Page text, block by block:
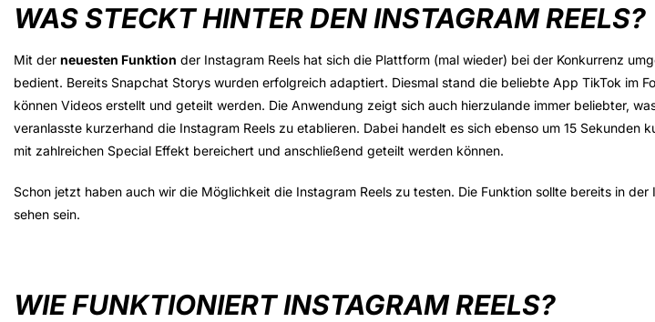
WAS STECKT HINTER DEN INSTAGRAM REELS?
Mit der neuesten Funktion der Instagram Reels hat sich die Plattform (mal wieder) bei der Konkurrenz
bedient. Bereits Snapchat Storys wurden erfolgreich adaptiert. Diesmal stand die beliebte App TikTok im
können Videos erstellt und geteilt werden. Die Anwendung zeigt sich auch hierzulande immer beliebter,
veranlasste kurzerhand die Instagram Reels zu etablieren. Dabei handelt es sich ebenso um 15 Sekunden
mit zahlreichen Special Effekt bereichert und anschließend geteilt werden können.
Schon jetzt haben auch wir die Möglichkeit die Instagram Reels zu testen. Die Funktion sollte bereits in
sehen sein.
WIE FUNKTIONIERT INSTAGRAM REELS?